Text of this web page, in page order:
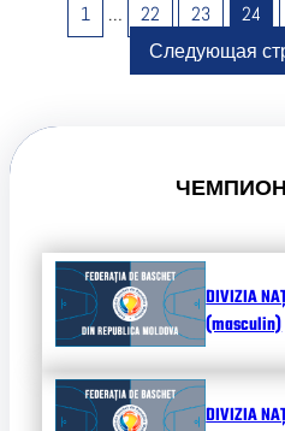
1
… 22 23 24
Следующая
DIVIZIA
(masculin)
DIVIZIA